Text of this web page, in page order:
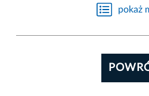
pokaż